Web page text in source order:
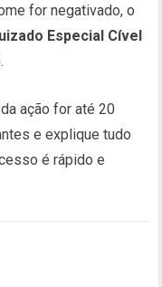
for negativado, o
Especial Cível
ação for até 20
e explique tudo
é rápido e